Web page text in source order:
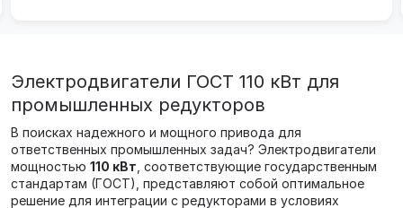
Электродвигатели ГОСТ 110 кВт для
промышленных редукторов
В поисках надежного и мощного привода для
ответственных промышленных задач? Электродвигатели
мощностью 110 кВт , соответствующие государственным
стандартам (ГОСТ), представляют собой оптимальное
решение для интеграции с редукторами в условиях